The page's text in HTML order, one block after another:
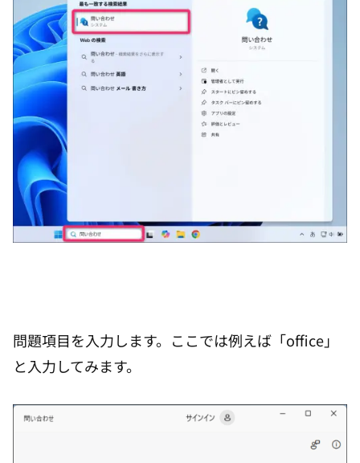
問題項目を入力します。ここでは例えば「office」
と入力してみます。